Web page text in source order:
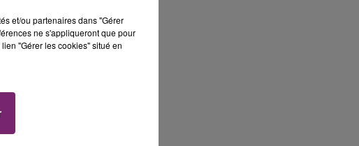
et/ou partenaires dans "Gérer
ne s'appliqueront que pour
"Gérer les cookies" situé en